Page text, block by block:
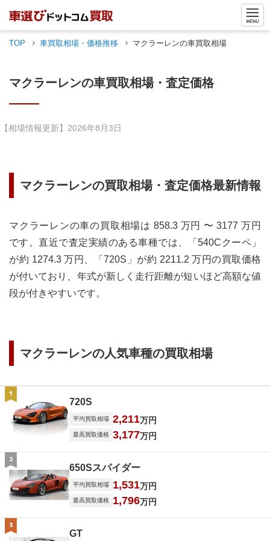
TOP 車買取相場・価格推移 マクラーレンの車買取相場
マクラーレンの車買取相場・査定価格
【相場情報更新】 2026年8月3日
マクラーレンの買取相場・査定価格最新情報
マクラーレンの車の買取相場は 858.3 万円 〜 3177 万円
です。直近で査定実績のある車種では、「540Cクーペ」
が約 1274.3 万円、「720S」が約 2211.2 万円の買取価格
が付いており、年式が新しく走行距離が短いほど高額な値
段が付きやすいです。
マクラーレンの人気車種の買取相場
1
720S
平均買取相場 2,211万円
最高買取価格 3,177万円
2
650Sスパイダー
平均買取相場 1,531万円
最高買取価格 1,796万円
3
GT